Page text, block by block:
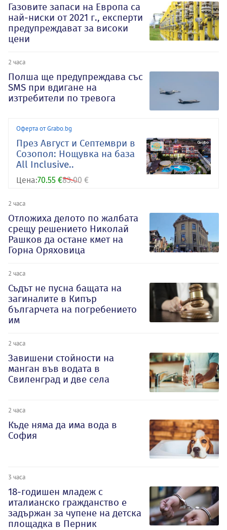
Газовите запаси на Европа са
най-ниски от 2021 г., експерти
предупреждават за високи
цени
2 часа
Полша ще предупреждава със
SMS при вдигане на
изтребители по тревога
Оферта от Grabo.bg
През Август и Септември в
Созопол: Нощувка на база
All Inclusive..
Цена:70.55 €83.00 €
2 часа
Отложиха делото по жалбата
срещу решението Николай
Рашков да остане кмет на
Горна Оряховица
2 часа
Съдът не пусна бащата на
загиналите в Кипър
българчета на погребението
им
2 часа
Завишени стойности на
манган във водата в
Свиленград и две села
2 часа
Къде няма да има вода в
София
3 часа
18-годишен младеж с
италианско гражданство е
задържан за чупене на детска
площадка в Перник